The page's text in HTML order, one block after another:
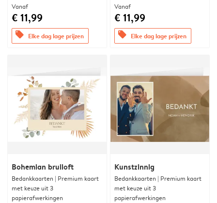
Vanaf
€ 11,99
offers Elke dag lage prijzen
Vanaf
€ 11,99
offers Elke dag lage prijzen
Bohemian bruiloft
Bedankkaarten | Premium kaart
met keuze uit 3
papierafwerkingen
Kunstzinnig
Bedankkaarten | Premium kaart
met keuze uit 3
papierafwerkingen